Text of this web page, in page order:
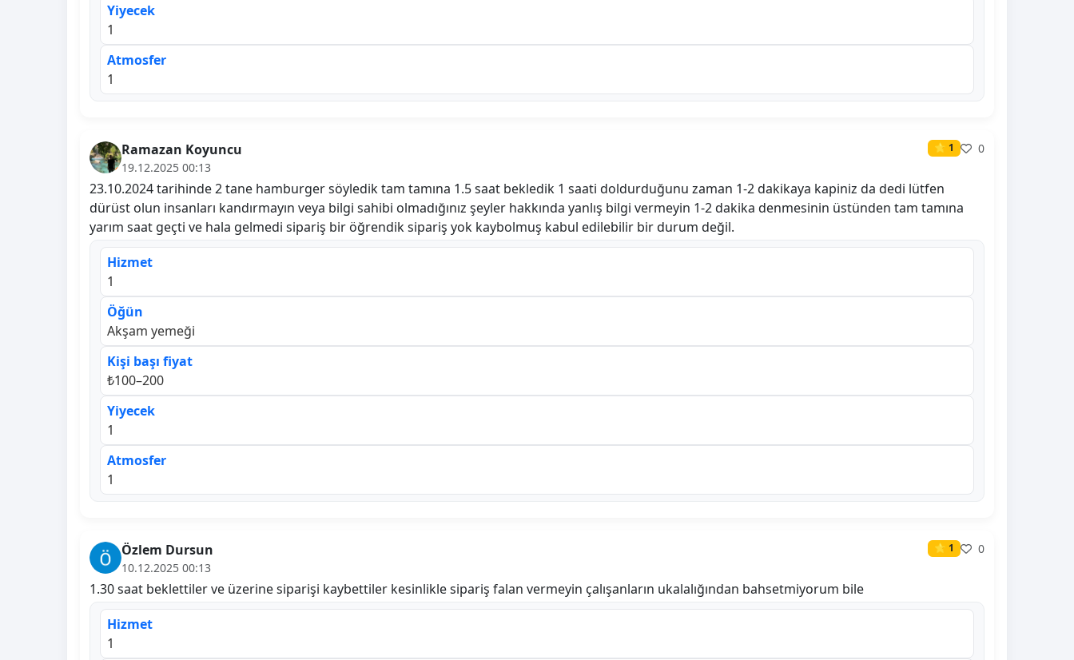
Yiyecek
1
Atmosfer
1
Ramazan Koyuncu ⭐ 1
0
19.12.2025 00:13
23.10.2024 tarihinde 2 tane hamburger söyledik tam tamına 1.5 saat bekledik 1 saati doldurduğunu zaman 1-2 dakikaya kapiniz da dedi lütfen
dürüst olun insanları kandırmayın veya bilgi sahibi olmadığınız şeyler hakkında yanlış bilgi vermeyin 1-2 dakika denmesinin üstünden tam tamına
yarım saat geçti ve hala gelmedi sipariş bir öğrendik sipariş yok kaybolmuş kabul edilebilir bir durum değil.
Hizmet
1
Öğün
Akşam yemeği
Kişi başı fiyat
₺100–200
Yiyecek
1
Atmosfer
1
Özlem Dursun ⭐ 1
0
10.12.2025 00:13
1.30 saat beklettiler ve üzerine siparişi kaybettiler kesinlikle sipariş falan vermeyin çalışanların ukalalığından bahsetmiyorum bile
Hizmet
1